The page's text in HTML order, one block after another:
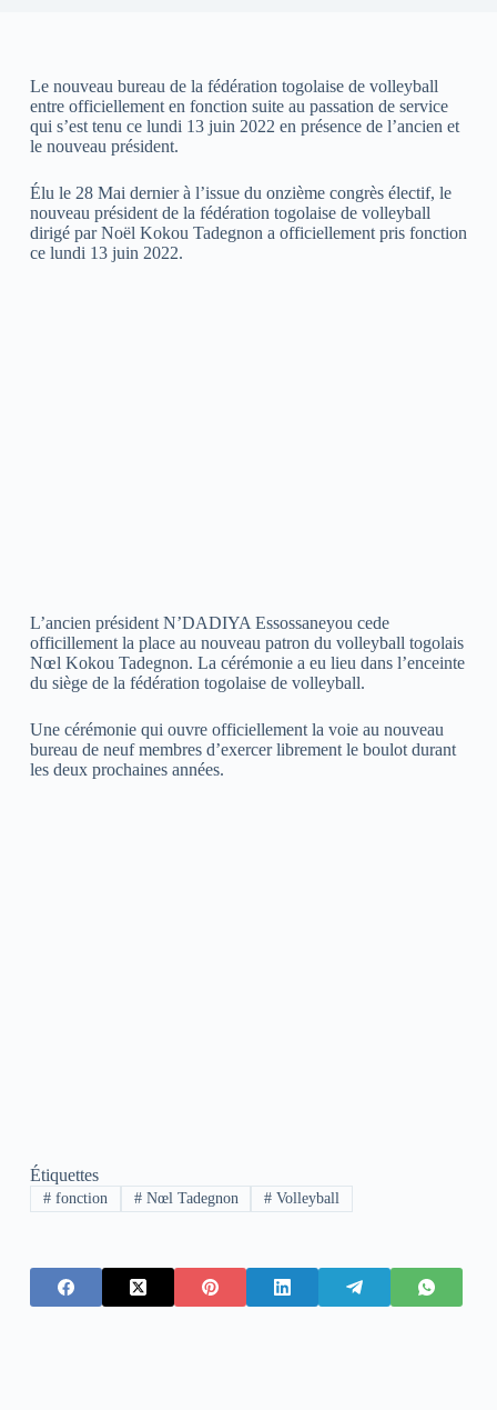
Le nouveau bureau de la fédération togolaise de volleyball
entre officiellement en fonction suite au passation de service
qui s’est tenu ce lundi 13 juin 2022 en présence de l’ancien et
le nouveau président.
Élu le 28 Mai dernier à l’issue du onzième congrès électif, le
nouveau président de la fédération togolaise de volleyball
dirigé par Noël Kokou Tadegnon a officiellement pris fonction
ce lundi 13 juin 2022.
L’ancien président N’DADIYA Essossaneyou cede
officillement la place au nouveau patron du volleyball togolais
Nœl Kokou Tadegnon. La cérémonie a eu lieu dans l’enceinte
du siège de la fédération togolaise de volleyball.
Une cérémonie qui ouvre officiellement la voie au nouveau
bureau de neuf membres d’exercer librement le boulot durant
les deux prochaines années.
Étiquettes
#fonction #Nœl Tadegnon # Volleyball